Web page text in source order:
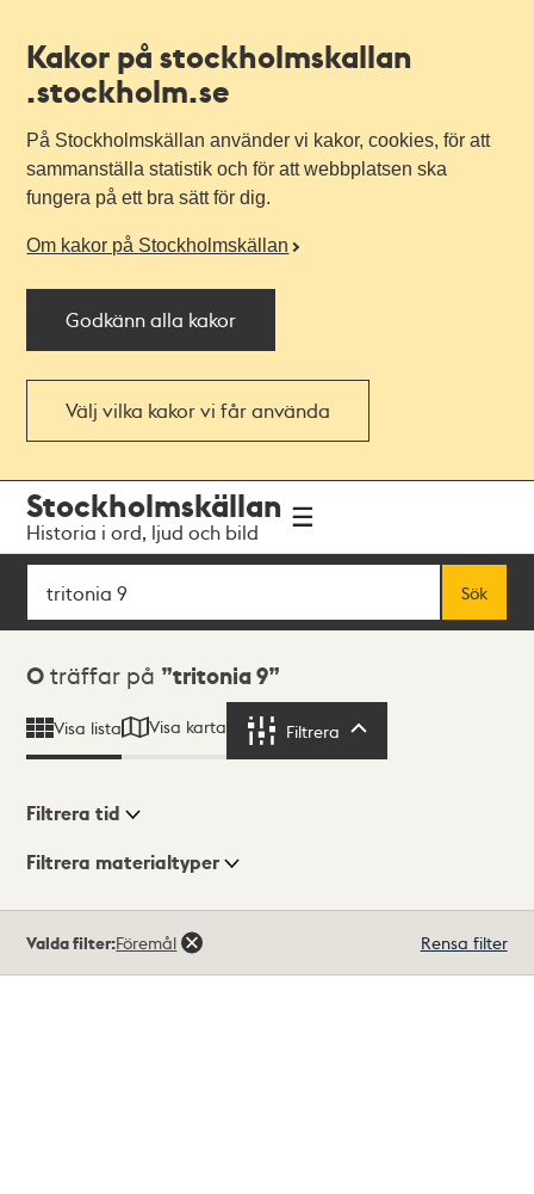
Kakor på stockholmskallan
.stockholm.se
På Stockholmskällan använder vi kakor, cookies, för att
sammanställa statistik och för att webbplatsen ska
fungera på ett bra sätt för dig.
Om kakor på Stockholmskällan
Godkänn alla kakor
Välj vilka kakor vi får använda
navigationen
huvudinnehållet
Stockholmskällan
Historia i ord, ljud och bild
Sök
Sök
Sökresultat
0 träffar på tritonia 9
Visa lista Visa karta Filtrera
Visningsläge
Filtrera tid
Filtrera materialtyper
träffar
Valda filter:Föremål Rensa filter